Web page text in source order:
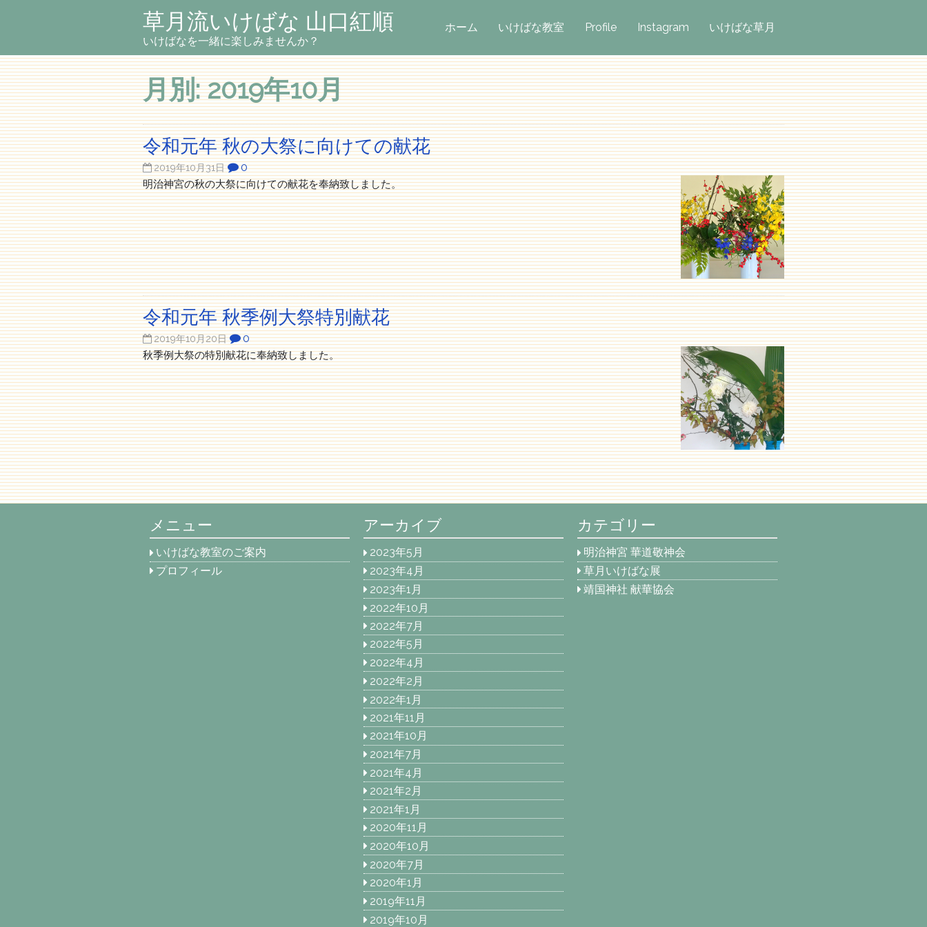
草月流いけばな 山口紅順
いけばなを一緒に楽しみませんか？
ホーム いけばな教室 Profile Instagram いけばな草月
月別: 2019年10月
令和元年 秋の大祭に向けての献花
2019年10月31日 0
明治神宮の秋の大祭に向けての献花を奉納致しました。
令和元年 秋季例大祭特別献花
2019年10月20日 0
秋季例大祭の特別献花に奉納致しました。
メニュー
いけばな教室のご案内
プロフィール
アーカイブ
2023年5月
2023年4月
2023年1月
2022年10月
2022年7月
2022年5月
2022年4月
2022年2月
2022年1月
2021年11月
2021年10月
2021年7月
2021年4月
2021年2月
2021年1月
2020年11月
2020年10月
2020年7月
2020年1月
2019年11月
2019年10月
カテゴリー
明治神宮 華道敬神会
草月いけばな展
靖国神社 献華協会